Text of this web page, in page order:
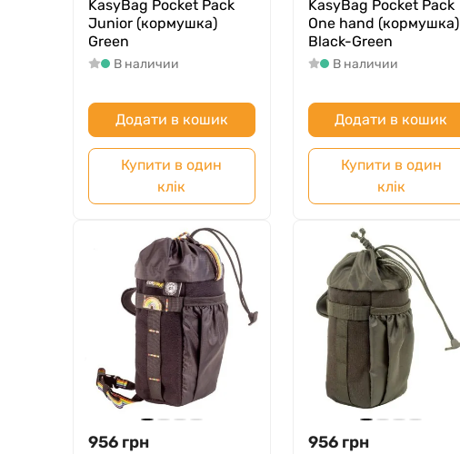
KasyBag Pocket Pack
Junior (кормушка)
Green
В наличии
Додати в кошик
Купити в один
клік
KasyBag Pocket Pack
One hand (кормушка)
Black-Green
В наличии
Додати в кошик
Купити в один
клік
956 грн 956 грн